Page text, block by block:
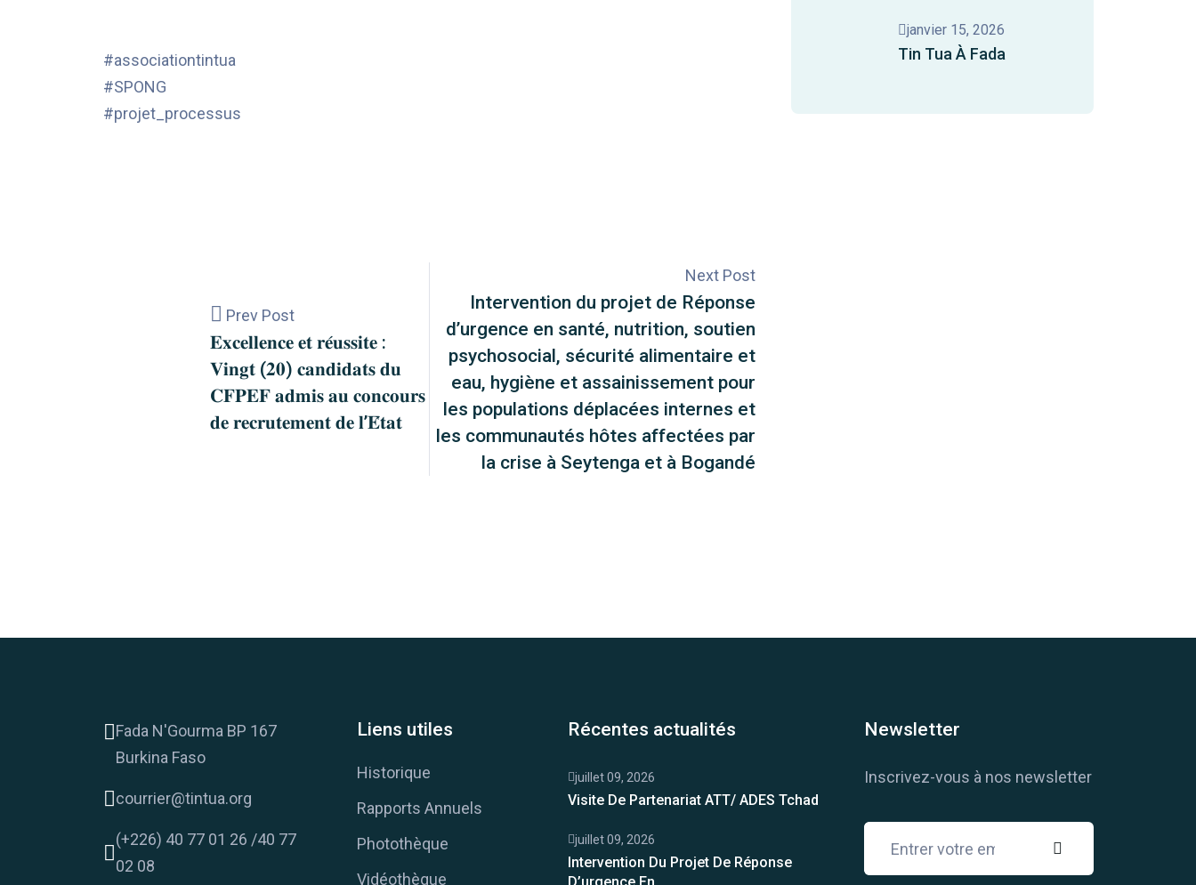
#associationtintua
#SPONG
#projet_processus
Prev Post
𝐄𝐱𝐜𝐞𝐥𝐥𝐞𝐧𝐜𝐞 𝐞𝐭 𝐫𝐞́𝐮𝐬𝐬𝐢𝐭𝐞 :
𝐕𝐢𝐧𝐠𝐭 (𝟐𝟎) 𝐜𝐚𝐧𝐝𝐢𝐝𝐚𝐭𝐬 𝐝𝐮
𝐂𝐅𝐏𝐄𝐅 𝐚𝐝𝐦𝐢𝐬 𝐚𝐮 𝐜𝐨𝐧𝐜𝐨𝐮𝐫𝐬
𝐝𝐞 𝐫𝐞𝐜𝐫𝐮𝐭𝐞𝐦𝐞𝐧𝐭 𝐝𝐞 𝐥’𝐄́𝐭𝐚𝐭
Next Post
Intervention du projet de Réponse
d’urgence en santé, nutrition, soutien
psychosocial, sécurité alimentaire et
eau, hygiène et assainissement pour
les populations déplacées internes et
les communautés hôtes affectées par
la crise à Seytenga et à Bogandé
janvier 15, 2026
Tin Tua À Fada
Fada N'Gourma BP 167
Burkina Faso
courrier@tintua.org
(+226) 40 77 01 26 /40 77
02 08
Liens utiles
Historique
Rapports Annuels
Photothèque
Vidéothèque
Récentes actualités
juillet 09, 2026
Visite De Partenariat ATT/ ADES Tchad
juillet 09, 2026
Intervention Du Projet De Réponse
Newsletter
Inscrivez-vous à nos newsletter